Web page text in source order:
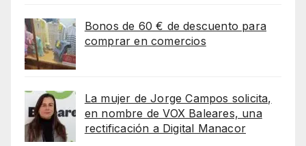
Bonos de 60 € de descuento para
comprar en comercios
La mujer de Jorge Campos solicita,
en nombre de VOX Baleares, una
rectificación a Digital Manacor